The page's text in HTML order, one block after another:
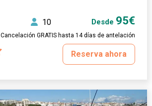
10 Desde 95€
Cancelación GRATIS hasta 14 días de antelación
Reserva ahora